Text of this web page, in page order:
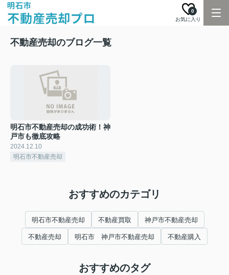
お気に入り
0
不動産売却のブログ一覧
明石市不動産売却の成功術！神
戸市も徹底攻略
2024.12.10
明石市不動産売却
おすすめのカテゴリ
明石市不動産売却 不動産買取 神戸市不動産売却
不動産売却 明石市 神戸市不動産売却 不動産購入
おすすめのタグ